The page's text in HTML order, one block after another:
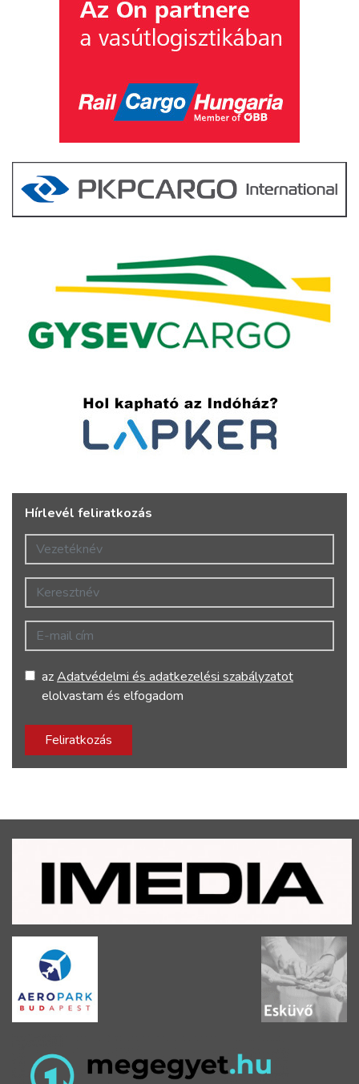
Hírlevél feliratkozás
Vezetéknév
Keresztnév
E-mail cím
azAdatvédelmi és adatkezelési szabályzatot
elolvastam és elfogadom
Feliratkozás